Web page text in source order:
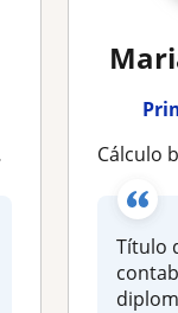
Cálculo básico
Título